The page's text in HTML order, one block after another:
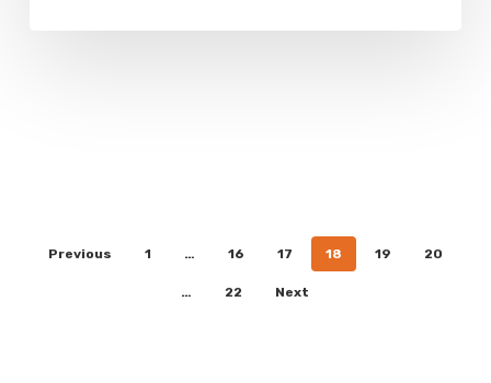
Previous 1 … 16 17 18 19 20
… 22 Next